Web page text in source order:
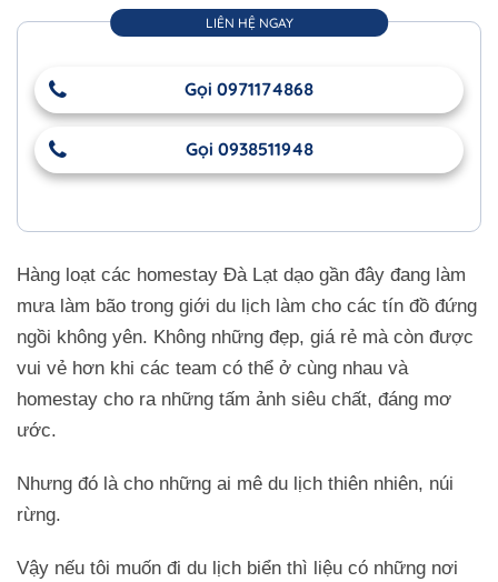
LIÊN HỆ NGAY
Gọi 0971174868
Gọi 0938511948
Hàng loạt các homestay Đà Lạt dạo gần đây đang làm
mưa làm bão trong giới du lịch làm cho các tín đồ đứng
ngồi không yên. Không những đẹp, giá rẻ mà còn được
vui vẻ hơn khi các team có thể ở cùng nhau và
homestay cho ra những tấm ảnh siêu chất, đáng mơ
ước.
Nhưng đó là cho những ai mê du lịch thiên nhiên, núi
rừng.
Vậy nếu tôi muốn đi du lịch biển thì liệu có những nơi